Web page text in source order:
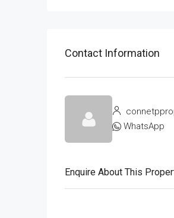
Contact Information
WhatsApp
Enquire About This